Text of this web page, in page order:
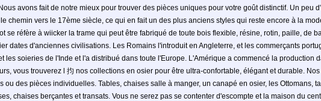
avons fait de notre mieux pour trouver des pièces uniques pour votre goût distinctif. Un peu
chemin vers le 17ème siècle, ce qui en fait un des plus anciens styles qui reste encore à la
se réfère à wiicker la trame qui peut être fabriqué de toute bois flexible, résine, rotin, paille, de
dates d'anciennes civilisations. Les Romains l'introduit en Angleterre, et les commerçants
les soieries de l'Inde et l'a distribué dans toute l'Europe. L'Amérique a commencé la production
vous trouverez l 抣 nos collections en osier pour être ultra-confortable, élégant et durable. Nos
ou des pièces individuelles. Tables, chaises salle à manger, un canapé en osier, les Ottomans,
chaises berçantes et transats. Vous ne serez pas se contenter d'escompte et la maison du